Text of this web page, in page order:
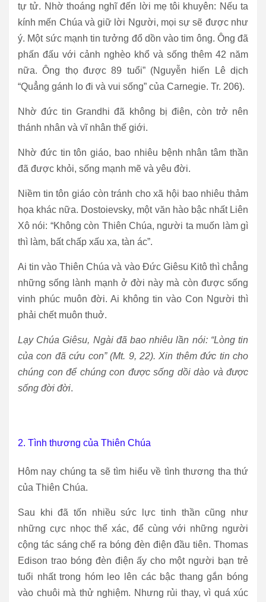
tự tử. Nhờ thoáng nghĩ đến lời mẹ tôi khuyên: Nếu ta
kính mến Chúa và giữ lời Người, mọi sự sẽ được như
ý. Một sức mạnh tin tưởng đổ dồn vào tim ông. Ông đã
phấn đấu với cảnh nghèo khổ và sống thêm 42 năm
nữa. Ông thọ được 89 tuổi” (Nguyễn hiến Lê dịch
“Quẳng gánh lo đi và vui sống” của Carnegie. Tr. 206).
Nhờ đức tin Grandhi đã không bị điên, còn trở nên
thánh nhân và vĩ nhân thế giới.
Nhờ đức tin tôn giáo, bao nhiêu bệnh nhân tâm thần
đã được khỏi, sống mạnh mẽ và yêu đời.
Niềm tin tôn giáo còn tránh cho xã hội bao nhiêu thảm
họa khác nữa. Dostoievsky, một văn hào bậc nhất Liên
Xô nói: “Không còn Thiên Chúa, người ta muốn làm gì
thì làm, bất chấp xấu xa, tàn ác”.
Ai tin vào Thiên Chúa và vào Đức Giêsu Kitô thì chẳng
những sống lành mạnh ở đời này mà còn được sống
vinh phúc muôn đời. Ai không tin vào Con Người thì
phải chết muôn thuở.
Lạy Chúa Giêsu, Ngài đã bao nhiêu lần nói: “Lòng tin
của con đã cứu con” (Mt. 9, 22). Xin thêm đức tin cho
chúng con để chúng con được sống dồi dào và được
sống đời đời.
2. Tình thương của Thiên Chúa
Hôm nay chúng ta sẽ tìm hiểu về tình thương tha thứ
của Thiên Chúa.
Sau khi đã tốn nhiều sức lực tinh thần cũng như
những cực nhọc thể xác, để cùng với những người
cộng tác sáng chế ra bóng đèn điện đầu tiên. Thomas
Edison trao bóng đèn điện ấy cho một người bạn trẻ
tuổi nhất trong hóm leo lên các bậc thang gắn bóng
vào chuôi mà thử nghiệm. Nhưng rủi thay, vì quá xúc